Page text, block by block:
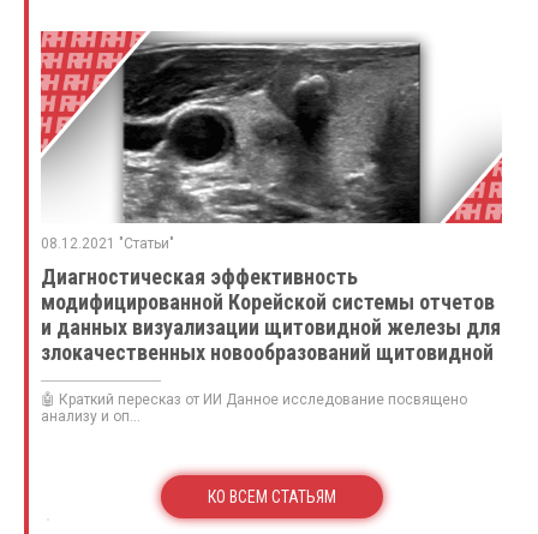
08.12.2021 "Статьи"
Диагностическая эффективность
модифицированной Корейской системы отчетов
и данных визуализации щитовидной железы для
злокачественных новообразований щитовидной
железы в зависимости от размера узелка:
сравнение с пятью рекомендациями общества
🤖 Краткий пересказ от ИИ Данное исследование посвящено
анализу и оп...
КО ВСЕМ СТАТЬЯМ